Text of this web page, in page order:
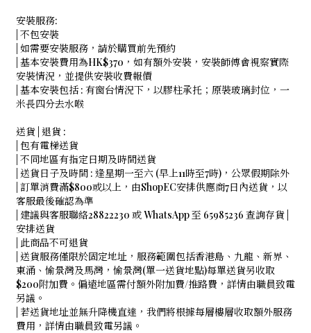
安裝服務:
| 不包安裝
| 如需要安裝服務，請於購買前先預約
| 基本安裝費用為HK$370，如有額外安裝，安裝師傅會視察實際
安裝情況，並提供安裝收費報價
| 基本安裝包括 : 有窗台情況下，以膠柱承托；原裝玻璃封位，一
米長四分去水喉
送貨 | 退貨 :
| 包有電梯送貨
| 不同地區有指定日期及時間送貨
| 送貨日子及時間 : 逢星期一至六 (早上11時至7時)，公眾假期除外
| 訂單消費滿$800或以上，由ShopEC安排供應商7日內送貨，以
客服最後確認為準
| 建議與客服聯絡28822230 或 WhatsApp 至 65985236 查詢存貨 |
安排送貨
| 此商品不可退貨
| 送貨服務僅限於固定地址，服務範圍包括香港島、九龍、新界、
東涌、愉景灣及馬灣，愉景灣(單一送貨地點)每單送貨另收取
$200附加費。偏遠地區需付額外附加費/推路費，詳情由職員致電
另議。
| 若送貨地址並無升降機直達，我們將根據每層樓層收取額外服務
費用，詳情由職員致電另議。